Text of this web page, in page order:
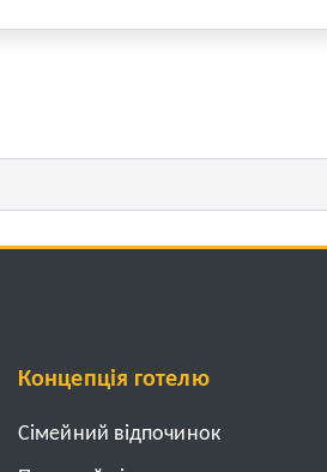
Концепція готелю
Cімейний відпочинок